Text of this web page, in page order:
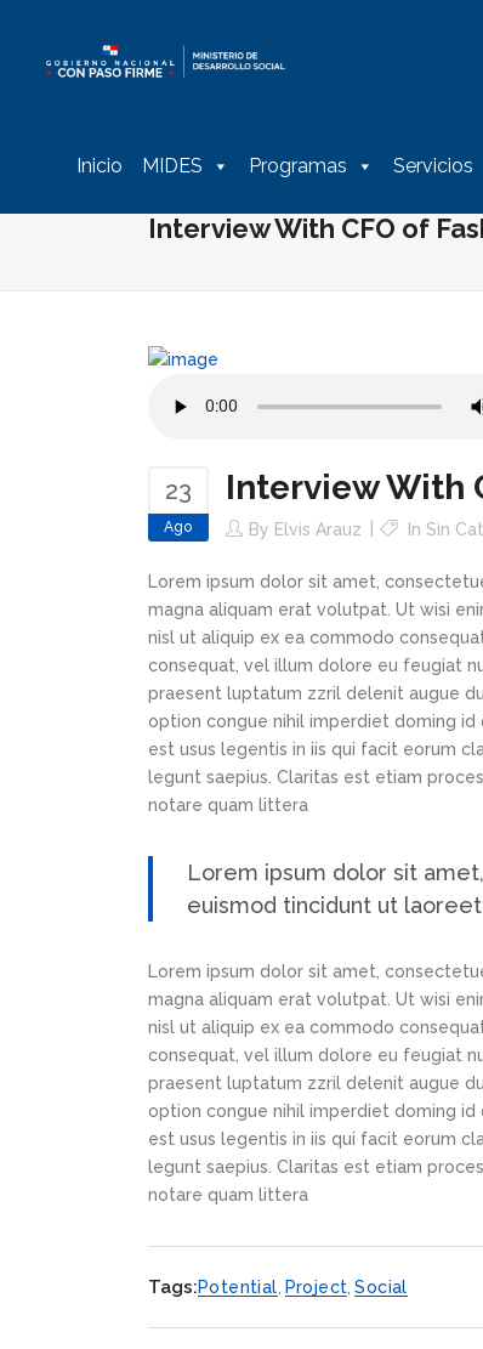
Inicio MIDES Programas Servicios
Interview With CFO of
23
Ago
Interview With
By Elvis Arauz In Sin
Lorem ipsum dolor sit amet,
magna aliquam erat volutpat. Ut wisi
nisl ut aliquip ex ea commodo
consequat, vel illum dolore eu feugiat
praesent luptatum zzril delenit augue
option congue nihil imperdiet doming
est usus legentis in iis qui facit eorum
legunt saepius. Claritas est etiam
notare quam littera
Lorem ipsum dolor sit
euismod tincidunt ut
Lorem ipsum dolor sit amet,
magna aliquam erat volutpat. Ut wisi
nisl ut aliquip ex ea commodo
consequat, vel illum dolore eu feugiat
praesent luptatum zzril delenit augue
option congue nihil imperdiet doming
est usus legentis in iis qui facit eorum
legunt saepius. Claritas est etiam
notare quam littera
Tags:Potential Project Social